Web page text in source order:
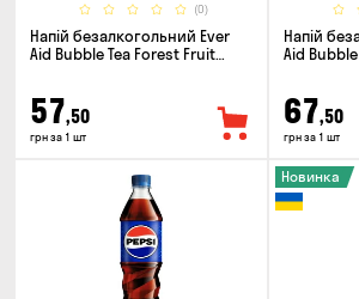
(0)
Напій безалкогольний Ever
Aid Bubble Tea Forest Fruit
57,50
грн за 1 шт
Напій
Aid
67,50
грн за 1 шт
Новинка